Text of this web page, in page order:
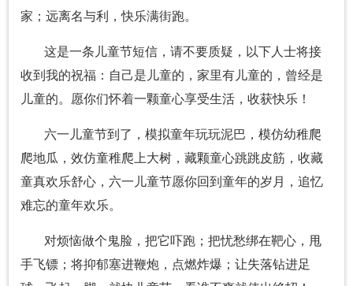
家；远离名与利，快乐满街跑。
这是一条儿童节短信，请不要质疑，以下人士将接
收到我的祝福：自己是儿童的，家里有儿童的，曾经是
儿童的。愿你们怀着一颗童心享受生活，收获快乐！
六一儿童节到了，模拟童年玩玩泥巴，模仿幼稚爬
爬地瓜，效仿童稚爬上大树，藏颗童心跳跳皮筋，收藏
童真欢乐舒心，六一儿童节愿你回到童年的岁月，追忆
难忘的童年欢乐。
对烦恼做个鬼脸，把它吓跑；把忧愁绑在靶心，甩
手飞镖；将抑郁塞进鞭炮，点燃炸爆；让失落钻进足